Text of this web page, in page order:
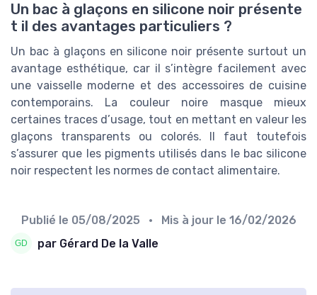
Un bac à glaçons en silicone noir présente
t il des avantages particuliers ?
Un bac à glaçons en silicone noir présente surtout un
avantage esthétique, car il s’intègre facilement avec
une vaisselle moderne et des accessoires de cuisine
contemporains. La couleur noire masque mieux
certaines traces d’usage, tout en mettant en valeur les
glaçons transparents ou colorés. Il faut toutefois
s’assurer que les pigments utilisés dans le bac silicone
noir respectent les normes de contact alimentaire.
Publié le 05/08/2025 • Mis à jour le 16/02/2026
par Gérard De la Valle